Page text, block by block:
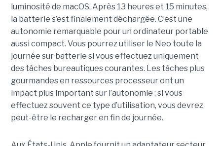
luminosité de macOS. Après 13 heures et 15 minutes,
la batterie s’est finalement déchargée. C’est une
autonomie remarquable pour un ordinateur portable
aussi compact. Vous pourrez utiliser le Neo toute la
journée sur batterie si vous effectuez uniquement
des tâches bureautiques courantes. Les tâches plus
gourmandes en ressources processeur ont un
impact plus important sur l’autonomie ; si vous
effectuez souvent ce type d’utilisation, vous devrez
peut-être le recharger en fin de journée.